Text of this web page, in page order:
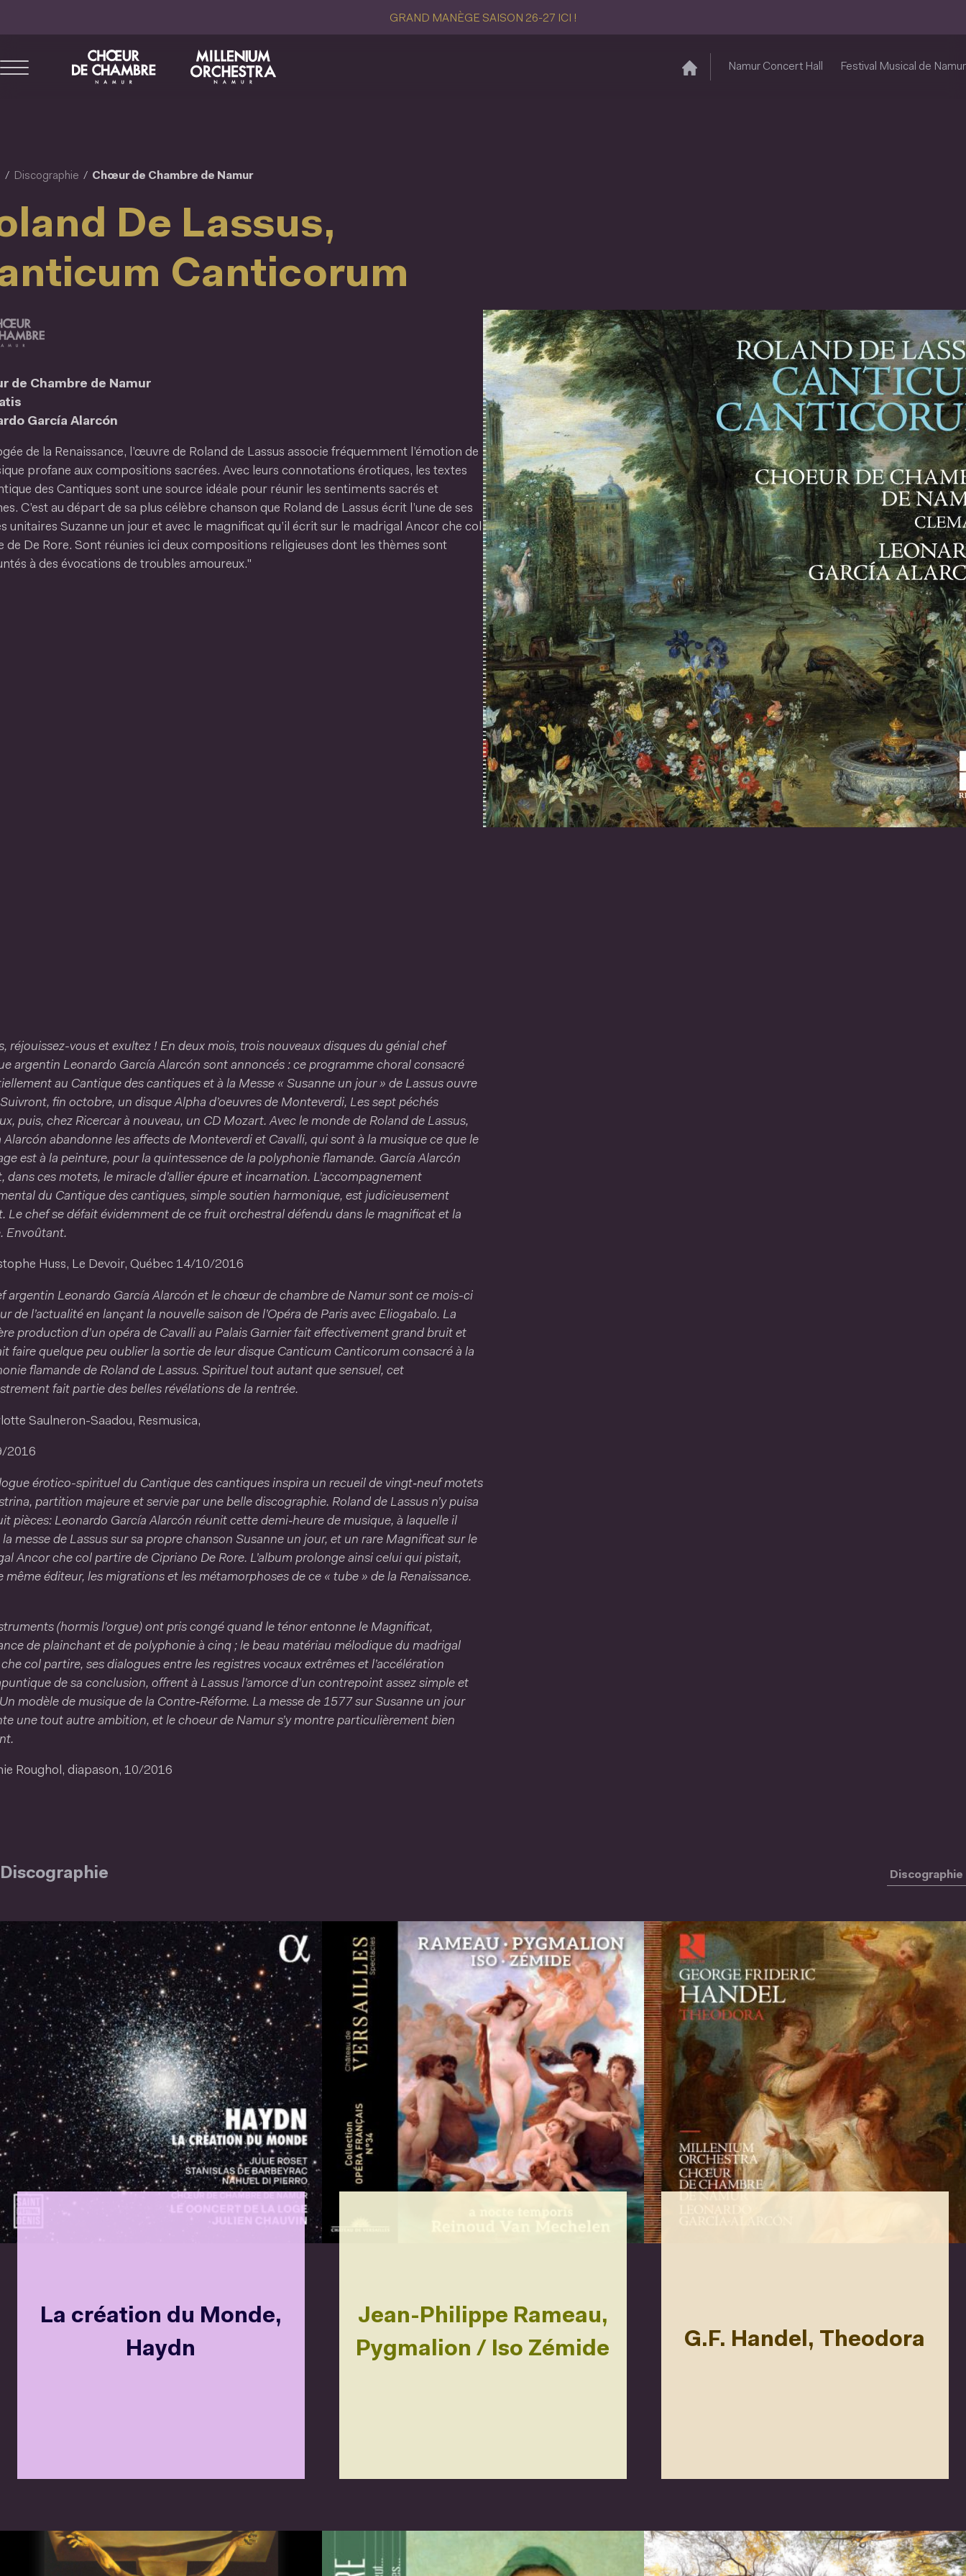
principal
GRAND MANÈGE SAISON 26-27 ICI !
Namur Concert Hall Festival Musical de Namur
Discographie Chœur de Chambre de Namur
De Lassus,
Canticorum
de Chambre de Namur
García Alarcón
de la Renaissance, l’œuvre de Roland de Lassus associe fréquemment l’émotion de
profane aux compositions sacrées. Avec leurs connotations érotiques, les textes
des Cantiques sont une source idéale pour réunir les sentiments sacrés et
C’est au départ de sa plus célèbre chanson que Roland de Lassus écrit l’une de ses
unitaires Suzanne un jour et avec le magnificat qu’il écrit sur le madrigal Ancor che col
de De Rore. Sont réunies ici deux compositions religieuses dont les thèmes sont
à des évocations de troubles amoureux."
réjouissez-vous et exultez ! En deux mois, trois nouveaux disques du génial chef
argentin Leonardo García Alarcón sont annoncés : ce programme choral consacré
au Cantique des cantiques et à la Messe « Susanne un jour » de Lassus ouvre
fin octobre, un disque Alpha d’oeuvres de Monteverdi, Les sept péchés
puis, chez Ricercar à nouveau, un CD Mozart. Avec le monde de Roland de Lassus,
Alarcón abandonne les affects de Monteverdi et Cavalli, qui sont à la musique ce que le
est à la peinture, pour la quintessence de la polyphonie flamande. García Alarcón
dans ces motets, le miracle d’allier épure et incarnation. L’accompagnement
du Cantique des cantiques, simple soutien harmonique, est judicieusement
Le chef se défait évidemment de ce fruit orchestral défendu dans le magnificat et la
Envoûtant.
Huss, Le Devoir, Québec 14/10/2016
argentin Leonardo García Alarcón et le chœur de chambre de Namur sont ce mois-ci
de l’actualité en lançant la nouvelle saison de l’Opéra de Paris avec Eliogabalo. La
production d’un opéra de Cavalli au Palais Garnier fait effectivement grand bruit et
faire quelque peu oublier la sortie de leur disque Canticum Canticorum consacré à la
flamande de Roland de Lassus. Spirituel tout autant que sensuel, cet
fait partie des belles révélations de la rentrée.
Saulneron-Saadou, Resmusica,
2016
érotico-spirituel du Cantique des cantiques inspira un recueil de vingt‑neuf motets
partition majeure et servie par une belle discographie. Roland de Lassus n’y puisa
pièces: Leonardo García Alarcón réunit cette demi‑heure de musique, à laquelle il
messe de Lassus sur sa propre chanson Susanne un jour, et un rare Magnificat sur le
Ancor che col partire de Cipriano De Rore. L’album prolonge ainsi celui qui pistait,
même éditeur, les migrations et les métamorphoses de ce « tube » de la Renaissance.
(hormis l’orgue) ont pris congé quand le ténor entonne le Magnificat,
de plain­chant et de polyphonie à cinq ; le beau matériau mélodique du madrigal
col partire, ses dialogues entre les registres vocaux extrêmes et l’accélération
de sa conclusion, offrent à Lassus l’amorce d’un contrepoint assez simple et
modèle de musique de la Contre‑Réforme. La messe de 1577 sur Susanne un jour
une tout autre ambition, et le choeur de Namur s’y montre particulièrement bien
Roughol, diapason, 10/2016
Discographie Discographie
La création du Monde,
Haydn
Jean-Philippe Rameau,
Pygmalion / Iso Zémide
G.F. Handel, Theodora